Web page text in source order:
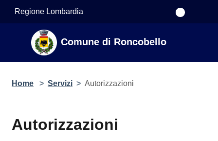
Regione Lombardia
Comune di Roncobello
Home > Servizi > Autorizzazioni
Autorizzazioni